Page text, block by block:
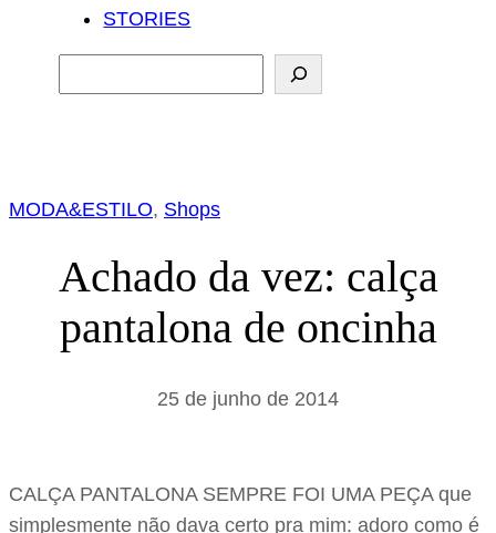
STORIES
e
i
a
r
MODA&ESTILO, Shops
Achado da vez: calça
pantalona de oncinha
25 de junho de 2014
CALÇA PANTALONA SEMPRE FOI UMA PEÇA que
simplesmente não dava certo pra mim: adoro como é